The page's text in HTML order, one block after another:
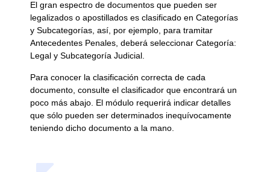
El gran espectro de documentos que pueden ser
legalizados o apostillados es clasificado en Categorías
y Subcategorías, así, por ejemplo, para tramitar
Antecedentes Penales, deberá seleccionar Categoría:
Legal y Subcategoría Judicial.
Para conocer la clasificación correcta de cada
documento, consulte el clasificador que encontrará un
poco más abajo. El módulo requerirá indicar detalles
que sólo pueden ser determinados inequívocamente
teniendo dicho documento a la mano.